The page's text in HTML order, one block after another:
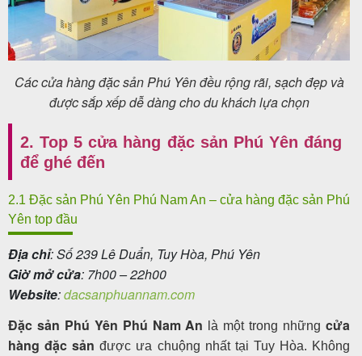
Các cửa hàng đặc sản Phú Yên đều rộng rãi, sạch đẹp và
được sắp xếp dễ dàng cho du khách lựa chọn
2. Top 5 cửa hàng đặc sản Phú Yên đáng
để ghé đến
2.1 Đặc sản Phú Yên Phú Nam An – cửa hàng đặc sản Phú
Yên top đầu
Địa chỉ: Số 239 Lê Duẩn, Tuy Hòa, Phú Yên
Giờ mở cửa: 7h00 – 22h00
Website:dacsanphuannam.com
Đặc sản Phú Yên Phú Nam An là một trong nhữngcửa
hàng đặc sản được ưa chuộng nhất tại Tuy Hòa. Không